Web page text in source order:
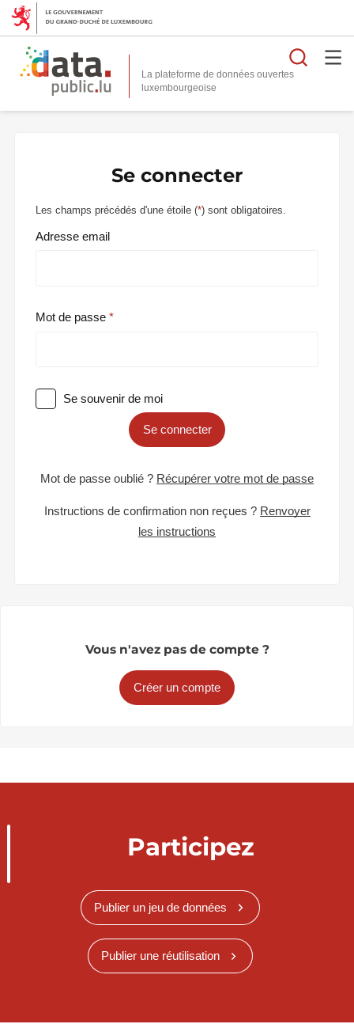
La plateforme de données ouvertes
Se connecter
Les champs précédés d'une étoile (*) sont obligatoires.
Adresse email
Mot de passe
Se souvenir de moi
Se connecter
Mot de passe oublié ? Récupérer votre mot de passe
Instructions de confirmation non reçues ? Renvoyer
les instructions
Vous n'avez pas de compte ?
Créer un compte
Participez
Publier un jeu de données
Publier une réutilisation